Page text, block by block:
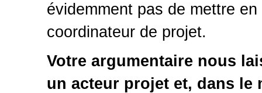
évidemment pas de mettre
coordinateur de projet.
Votre argumentaire nous
un acteur projet et, dans le